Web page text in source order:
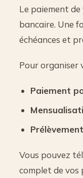
Le paiement
bancaire. Une
échéances et
Pour organiser
Paiement
Vous pouvez
complet de vos